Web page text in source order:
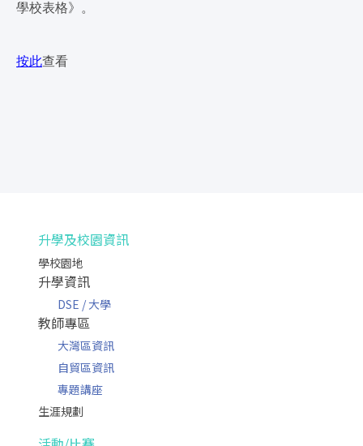
學校表格》。
按此查看
升學及校園資訊
學校園地
升學資訊
DSE / 大學
教師專區
大灣區資訊
自貿區資訊
專題講座
生涯規劃